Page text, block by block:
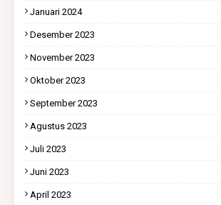
Januari 2024
Desember 2023
November 2023
Oktober 2023
September 2023
Agustus 2023
Juli 2023
Juni 2023
April 2023